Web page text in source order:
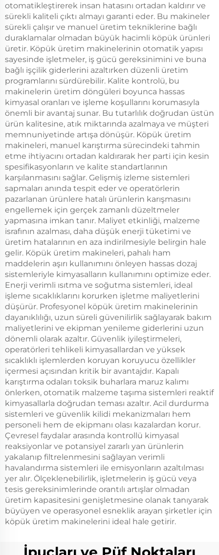
otomatikleştirerek insan hatasını ortadan kaldırır ve
sürekli kaliteli çıktı almayı garanti eder. Bu makineler
sürekli çalışır ve manuel üretim tekniklerine bağlı
duraklamalar olmadan büyük hacimli köpük ürünleri
üretir. Köpük üretim makinelerinin otomatik yapısı
sayesinde işletmeler, iş gücü gereksinimini ve buna
bağlı işçilik giderlerini azaltırken düzenli üretim
programlarını sürdürebilir. Kalite kontrolü, bu
makinelerin üretim döngüleri boyunca hassas
kimyasal oranları ve işleme koşullarını korumasıyla
önemli bir avantaj sunar. Bu tutarlılık doğrudan üstün
ürün kalitesine, atık miktarında azalmaya ve müşteri
memnuniyetinde artışa dönüşür. Köpük üretim
makineleri, manuel karıştırma sürecindeki tahmin
etme ihtiyacını ortadan kaldırarak her parti için kesin
spesifikasyonların ve kalite standartlarının
karşılanmasını sağlar. Gelişmiş izleme sistemleri
sapmaları anında tespit eder ve operatörlerin
pazarlanan ürünlere hatalı ürünlerin karışmasını
engellemek için gerçek zamanlı düzeltmeler
yapmasına imkan tanır. Maliyet etkinliği, malzeme
israfının azalması, daha düşük enerji tüketimi ve
üretim hatalarının en aza indirilmesiyle belirgin hale
gelir. Köpük üretim makineleri, pahalı ham
maddelerin aşırı kullanımını önleyen hassas dozaj
sistemleriyle kimyasalların kullanımını optimize eder.
Enerji verimli ısıtma ve soğutma sistemleri, ideal
işleme sıcaklıklarını korurken işletme maliyetlerini
düşürür. Profesyonel köpük üretim makinelerinin
dayanıklılığı, uzun süreli güvenilirlik sağlayarak bakım
maliyetlerini ve ekipman yenileme giderlerini uzun
dönemli olarak azaltır. Güvenlik iyileştirmeleri,
operatörleri tehlikeli kimyasallardan ve yüksek
sıcaklıklı işlemlerden koruyan koruyucu özellikler
içermesi açısından kritik bir avantajdır. Kapalı
karıştırma odaları toksik buharlara maruz kalımı
önlerken, otomatik malzeme taşıma sistemleri reaktif
kimyasallarla doğrudan teması azaltır. Acil durdurma
sistemleri ve güvenlik kilidi mekanizmaları hem
personeli hem de ekipmanı olası kazalardan korur.
Çevresel faydalar arasında kontrollü kimyasal
reaksiyonlar ve potansiyel zararlı yan ürünlerin
yakalanıp filtrelenmesini sağlayan verimli
havalandırma sistemleri ile emisyonların azaltılması
yer alır. Ölçeklenebilirlik, işletmelerin iş gücü veya
tesis gereksinimlerinde orantılı artışlar olmadan
üretim kapasitesini genişletmesine olanak tanıyarak
büyüyen ve operasyonel esneklik arayan şirketler için
köpük üretim makinelerini ideal hale getirir.